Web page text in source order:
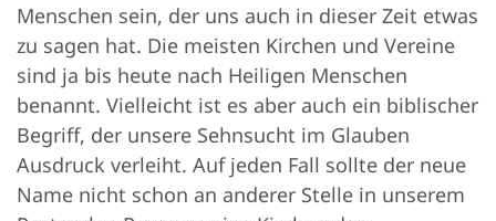
Menschen sein, der uns auch in dieser Zeit etwas
zu sagen hat. Die meisten Kirchen und Vereine
sind ja bis heute nach Heiligen Menschen
benannt. Vielleicht ist es aber auch ein biblischer
Begriff, der unsere Sehnsucht im Glauben
Ausdruck verleiht. Auf jeden Fall sollte der neue
Name nicht schon an anderer Stelle in unserem